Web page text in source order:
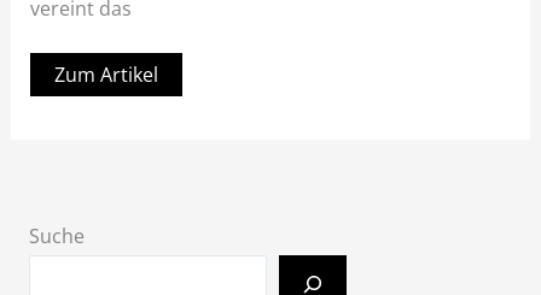
vereint das
Zum Artikel
Suche